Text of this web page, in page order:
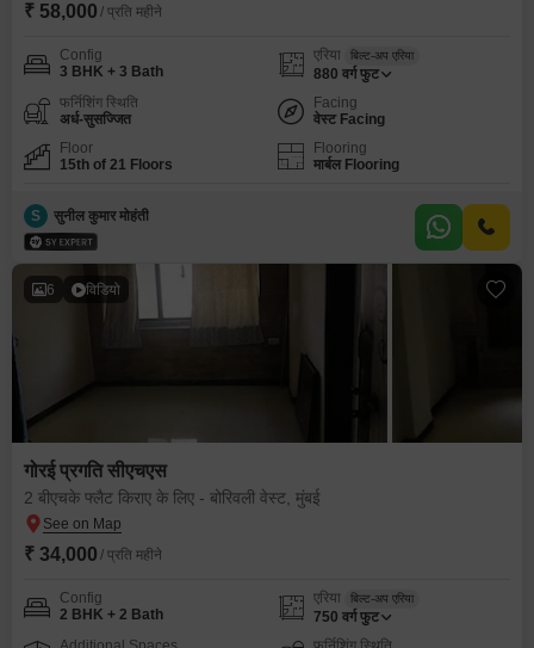
₹ 58,000 / प्रति महीने
Config
3 BHK + 3 Bath
एरिया बिल्ट-अप एरिया
880 वर्ग फुट
फर्निशिंग स्थिति
अर्ध-सुसज्जित
Facing
वेस्ट Facing
Floor
15th of 21 Floors
Flooring
मार्बल Flooring
S सुनील कुमार मोहंती
6 विडियो
गोरई प्रगति सीएचएस
2 बीएचके फ्लैट किराए के लिए - बोरिवली वेस्ट, मुंबई
₹ 34,000 / प्रति महीने
Config
2 BHK + 2 Bath
एरिया बिल्ट-अप एरिया
750 वर्ग फुट